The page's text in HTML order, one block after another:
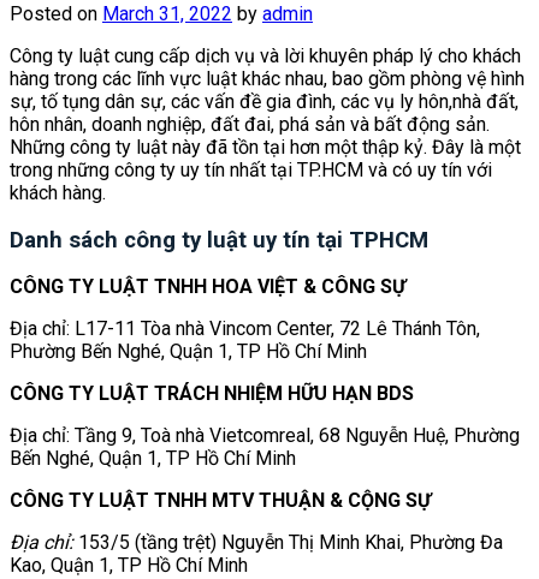
Posted on March 31, 2022 by admin
Công ty luật cung cấp dịch vụ và lời khuyên pháp lý cho khách
hàng trong các lĩnh vực luật khác nhau, bao gồm phòng vệ hình
sự, tố tụng dân sự, các vấn đề gia đình, các vụ ly hôn,nhà đất,
hôn nhân, doanh nghiệp, đất đai, phá sản và bất động sản.
Những công ty luật này đã tồn tại hơn một thập kỷ. Đây là một
trong những công ty uy tín nhất tại TP.HCM và có uy tín với
khách hàng.
Danh sách công ty luật uy tín tại TPHCM
CÔNG TY LUẬT TNHH HOA VIỆT & CÔNG SỰ
Địa chỉ: L17-11 Tòa nhà Vincom Center, 72 Lê Thánh Tôn,
Phường Bến Nghé, Quận 1, TP Hồ Chí Minh
CÔNG TY LUẬT TRÁCH NHIỆM HỮU HẠN BDS
Địa chỉ: Tầng 9, Toà nhà Vietcomreal, 68 Nguyễn Huệ, Phường
Bến Nghé, Quận 1, TP Hồ Chí Minh
CÔNG TY LUẬT TNHH MTV THUẬN & CỘNG SỰ
Địa chỉ:153/5 (tầng trệt) Nguyễn Thị Minh Khai, Phường Đa
Kao, Quận 1, TP Hồ Chí Minh